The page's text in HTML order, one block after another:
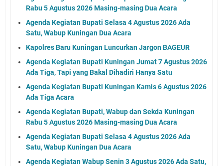
Rabu 5 Agustus 2026 Masing-masing Dua Acara
Agenda Kegiatan Bupati Selasa 4 Agustus 2026 Ada
Satu, Wabup Kuningan Dua Acara
Kapolres Baru Kuningan Luncurkan Jargon BAGEUR
Agenda Kegiatan Bupati Kuningan Jumat 7 Agustus 2026
Ada Tiga, Tapi yang Bakal Dihadiri Hanya Satu
Agenda Kegiatan Bupati Kuningan Kamis 6 Agustus 2026
Ada Tiga Acara
Agenda Kegiatan Bupati, Wabup dan Sekda Kuningan
Rabu 5 Agustus 2026 Masing-masing Dua Acara
Agenda Kegiatan Bupati Selasa 4 Agustus 2026 Ada
Satu, Wabup Kuningan Dua Acara
Agenda Kegiatan Wabup Senin 3 Agustus 2026 Ada Satu,